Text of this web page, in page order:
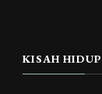
KISAH